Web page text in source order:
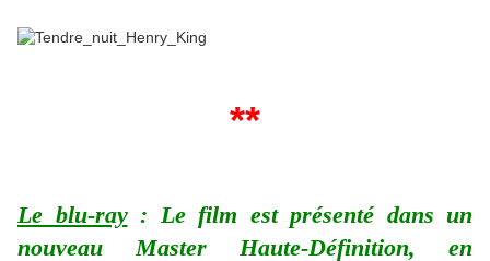
**
Le blu-ray: Le film est présenté dans un
nouveau Master Haute-Définition, en